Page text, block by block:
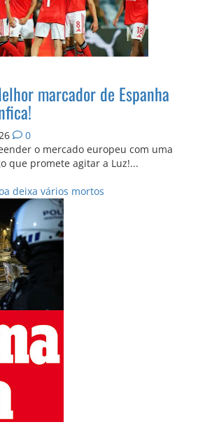
marcador de Espanha
0
o mercado europeu com uma
que promete agitar a Luz!...
deixa vários mortos